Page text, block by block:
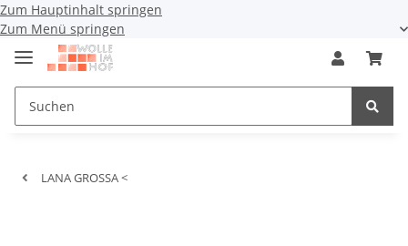
Zum Hauptinhalt springen
Zum Menü springen
LANA GROSSA <